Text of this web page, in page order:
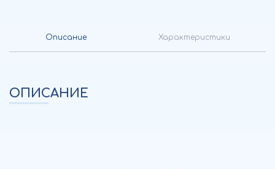
Описание Характеристики
ОПИСАНИЕ